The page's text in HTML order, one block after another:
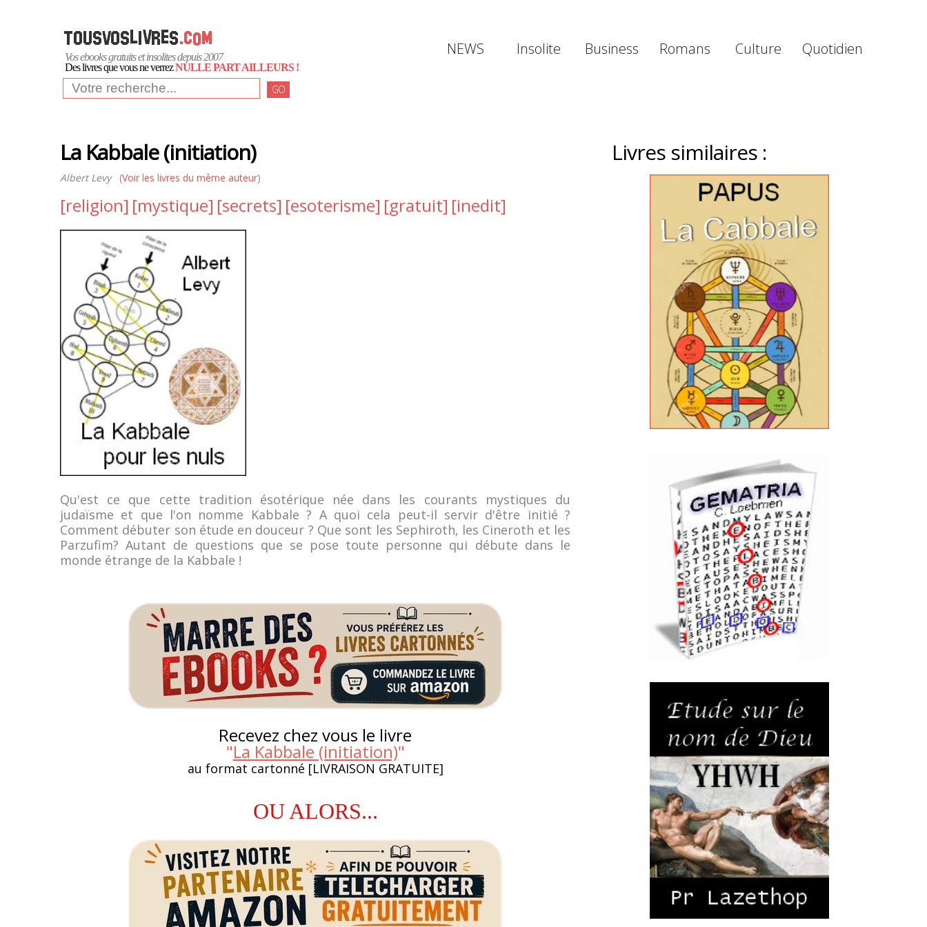
Vos ebooks gratuits et insolites depuis 2007
Des livres que vous ne verrezNULLE PART AILLEURS !
GO
NEWS Insolite Business Romans Culture Quotidien
La Kabbale (initiation)
Albert Levy(Voir les livres du même auteur)
[religion] [mystique] [secrets] [esoterisme] [gratuit] [inedit]
Qu'est ce que cette tradition ésotérique née dans les courants mystiques du
judaïsme et que l'on nomme Kabbale ? A quoi cela peut-il servir d'être initié ?
Comment débuter son étude en douceur ? Que sont les Sephiroth, les Cineroth et les
Parzufim? Autant de questions que se pose toute personne qui débute dans le
monde étrange de la Kabbale !
Recevez chez vous le livre
"La Kabbale (initiation)"
au format cartonné [LIVRAISON GRATUITE]
OU ALORS...
Livres similaires :